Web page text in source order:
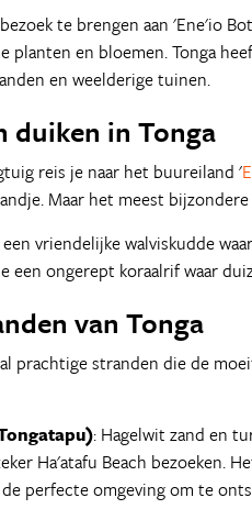
te brengen aan 'Ene'io
planten en bloemen. Tonga
en weelderige tuinen.
duiken in Tonga
reis je naar het buureiland '
Maar het meest
vriendelijke walviskudde
een ongerept koraalrif waar
van Tonga
prachtige stranden die de
: Hagelwit zand en
Ha'atafu Beach bezoeken.
perfecte omgeving om te